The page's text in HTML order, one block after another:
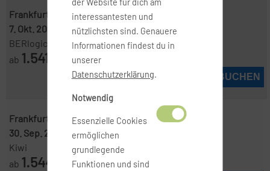
Frankfurt ( FRA )-Darwin ( DRW )
7. Okt. 2026
14. Okt. 2026
BERlogic
ab 1.541
JETZT BUCHEN
Frankfurt ( FRA )-Darwin ( DRW )
30. Sep. 2026
3. Okt. 2026
Kiwi
ab 1.544
der Website für dich am
interessantesten und
nützlichsten sind. Genauere
Informationen findest du in
unserer
Datenschutzerklärung.
Notwendig
Essenzielle Cookies
ermöglichen
grundlegende
Funktionen und sind